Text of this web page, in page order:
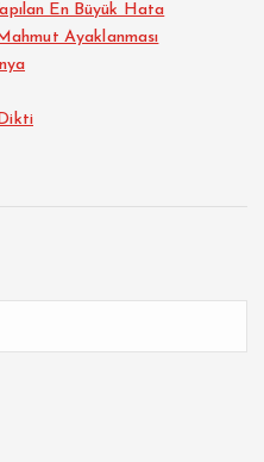
En Büyük Hata
Ayaklanması